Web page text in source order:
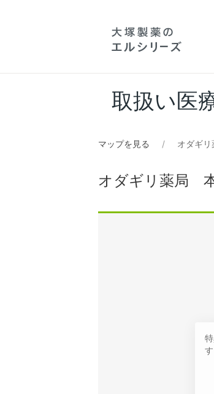
取扱い医
マップを見る オダギ
オダギリ薬局
す